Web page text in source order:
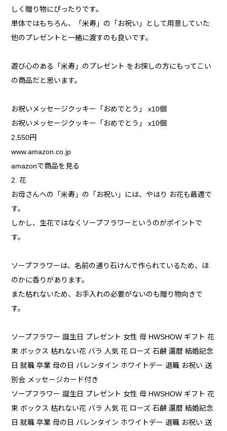
しく贈り物にぴったりです。
単体ではもちろん、「米寿」の「お祝い」として用意していた
他のプレゼントと一緒に渡すのも良いです。
遊び心のある「米寿」のプレゼント をお探しの方にもってこい
の商品だと思います。
お祝いメッセージクッキー「おめでとう」 x10個
お祝いメッセージクッキー「おめでとう」 x10個
2,550円
www.amazon.co.jp
amazonで商品を見る
2. 花
お母さんへの「米寿」の「お祝い」には、やはり お花も最適で
す。
しかし、生花ではなくソープフラワーというのがポイントで
す。
ソープフラワーは、名前の通り石けんで作られているため、ほ
のかに香りがあります。
また枯れないため、お手入れの必要がないのも贈り物向きで
す。
ソープフラワー 誕生日 プレゼント 女性 母 HWSHOW ギフト 花
束 ボックス 枯れない花 バラ 人気 花 ローズ 石鹸 還暦 結婚記念
日 就職 卒業 母の日 バレンタイン ホワイトデー 退職 お祝い 送
別会 メッセージカード付き
ソープフラワー 誕生日 プレゼント 女性 母 HWSHOW ギフト 花
束 ボックス 枯れない花 バラ 人気 花 ローズ 石鹸 還暦 結婚記念
日 就職 卒業 母の日 バレンタイン ホワイトデー 退職 お祝い 送